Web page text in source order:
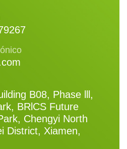
B08, Phase lll,
BRlCS Future
Chengyi North
District, Xiamen,